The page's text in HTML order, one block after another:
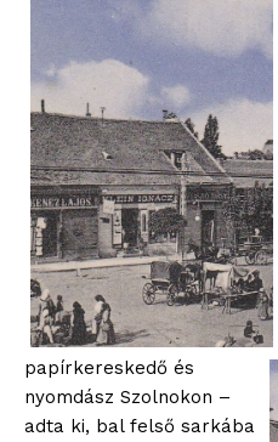
papírkereskedő és
nyomdász Szolnokon –
adta ki, bal felső sarkába